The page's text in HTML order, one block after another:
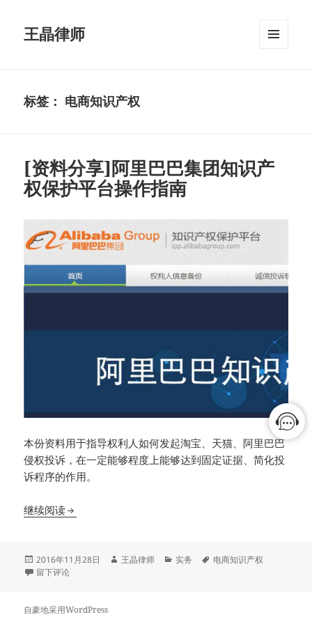
王晶律师
标签： 电商知识产权
[资料分享]阿里巴巴集团知识产
权保护平台操作指南
本份资料用于指导权利人如何发起淘宝、天猫、阿里巴巴
侵权投诉，在一定能够程度上能够达到固定证据、简化投
诉程序的作用。
继续阅读[资料分享]阿里巴巴集团知识产权保护平台操作指南
发
布
2016年11月28日
作
王晶律师
分
实务
标
电商知识产权
于[资料分享]阿里巴巴集团知识产权保护平台操作指南
留下评论
自豪地采用WordPress